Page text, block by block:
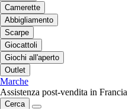
Camerette
Abbigliamento
Scarpe
Giocattoli
Giochi all'aperto
Outlet
Marche
Assistenza post-vendita in Francia
Cerca